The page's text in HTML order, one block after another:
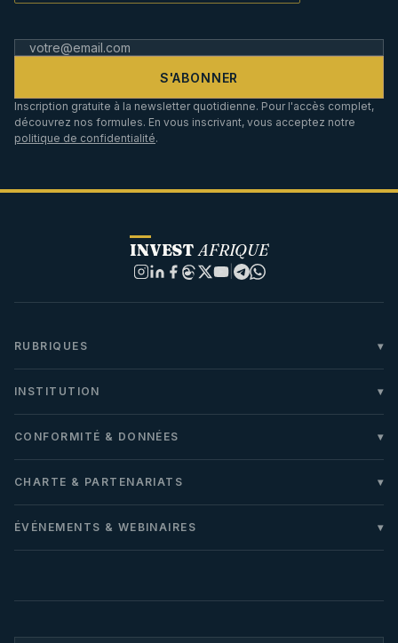
S'ABONNER
Inscription gratuite à la newsletter quotidienne. Pour l'accès complet,
découvrez nos formules. En vous inscrivant, vous acceptez notre
politique de confidentialité.
INVEST AFRIQUE
|
RUBRIQUES
INSTITUTION
CONFORMITÉ & DONNÉES
CHARTE & PARTENARIATS
ÉVÉNEMENTS & WEBINAIRES